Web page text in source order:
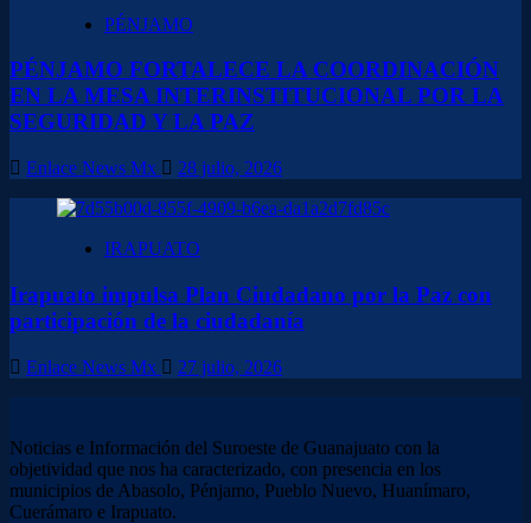
PÉNJAMO
PÉNJAMO FORTALECE LA COORDINACIÓN
EN LA MESA INTERINSTITUCIONAL POR LA
SEGURIDAD Y LA PAZ
Enlace News Mx 28 julio, 2026
IRAPUATO
Irapuato impulsa Plan Ciudadano por la Paz con
participación de la ciudadanía
Enlace News Mx 27 julio, 2026
Noticias e Información del Suroeste de Guanajuato con la
objetividad que nos ha caracterizado, con presencia en los
municipios de Abasolo, Pénjamo, Pueblo Nuevo, Huanímaro,
Cuerámaro e Irapuato.